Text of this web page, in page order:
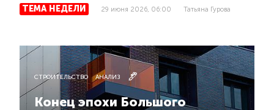
ТЕМА НЕДЕЛИ 29 июня 2026, 06:00 Татьяна Гурова
СТРОИТЕЛЬСТВО АНАЛИЗ
Конец эпохи Большого